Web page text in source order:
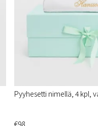
Pyyhesetti nimellä, 4 kpl,
€98